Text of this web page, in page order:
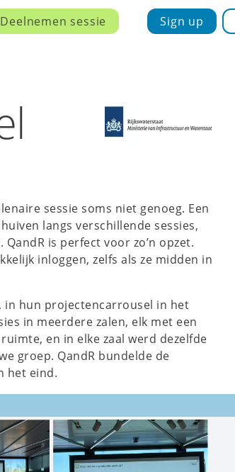
Deelnemen sessie Sign up
sessie soms niet genoeg. Een
langs verschillende sessies,
is perfect voor zo’n opzet.
inloggen, zelfs als ze midden in
in hun projectencarrousel in het
in meerdere zalen, elk met een
en in elke zaal werd dezelfde
groep. QandR bundelde de
het eind.